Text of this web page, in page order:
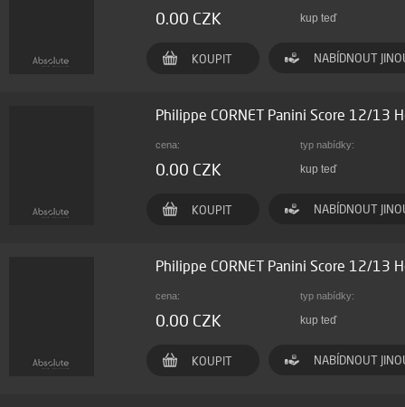
0.00 CZK kup teď
KOUPIT NABÍDNOUT
Philippe CORNET Panini Score 12/13
cena: typ nabídky:
0.00 CZK kup teď
KOUPIT NABÍDNOUT
Philippe CORNET Panini Score 12/13
cena: typ nabídky:
0.00 CZK kup teď
KOUPIT NABÍDNOUT